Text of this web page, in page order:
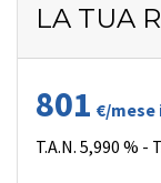
LA TUA
801 €/mese
T.A.N. 5,990 % -